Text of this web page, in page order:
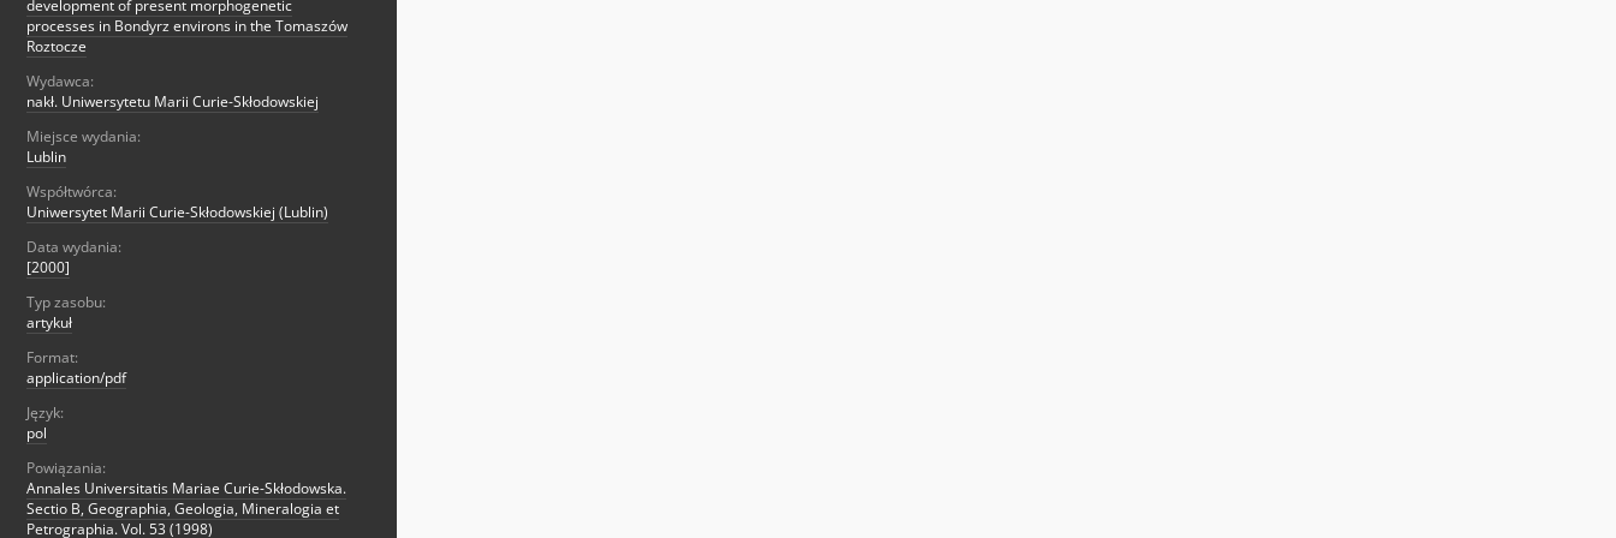
development of present morphogenetic
processes in Bondyrz environs in the Tomaszów
Roztocze
Wydawca:
nakł. Uniwersytetu Marii Curie-Skłodowskiej
Miejsce wydania:
Lublin
Współtwórca:
Uniwersytet Marii Curie-Skłodowskiej (Lublin)
Data wydania:
[2000]
Typ zasobu:
artykuł
Format:
application/pdf
Język:
pol
Powiązania:
Annales Universitatis Mariae Curie-Skłodowska.
Sectio B, Geographia, Geologia, Mineralogia et
Petrographia. Vol. 53 (1998)